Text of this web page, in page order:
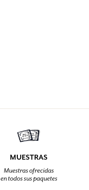
MUESTRAS
Muestras ofrecidas
en todos sus paquetes